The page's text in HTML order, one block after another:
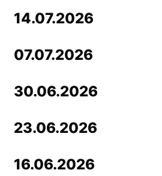
14.07.2026
07.07.2026
30.06.2026
23.06.2026
16.06.2026